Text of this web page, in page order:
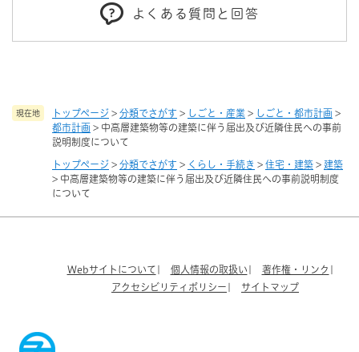
現在地 トップページ > 分類でさがす > しごと・産業 > しごと・都市計画 >
都市計画 > 中高層建築物等の建築に伴う届出及び近隣住民への事前
説明制度について
トップページ > 分類でさがす > くらし・手続き > 住宅・建築 > 建築
> 中高層建築物等の建築に伴う届出及び近隣住民への事前説明制度
について
よくある質問と回答
Webサイトについて 個人情報の取扱い
著作権・リンク
アクセシビリティポリシー
サイトマップ